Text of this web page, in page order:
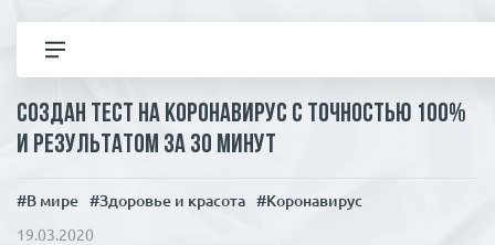
Все новости
Создан тест на коронавирус с точностью 100%
и результатом за 30 минут
#В мире #Здоровье и красота
#Коронавирус
19.03.2020